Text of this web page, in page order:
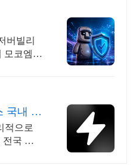
버빌리
모코엠시
국내 최
적으로
전국 각